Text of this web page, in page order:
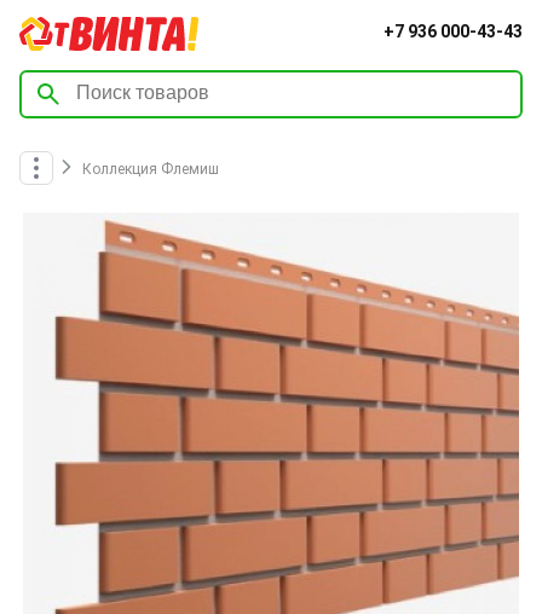
+7 936 000-43-43
Коллекция Флемиш